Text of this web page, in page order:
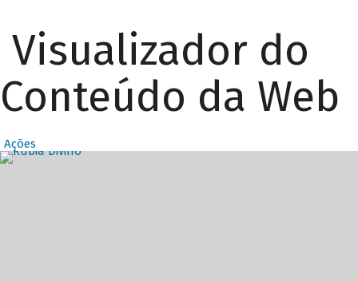
Visualizador do
Conteúdo da Web
Ações
Destaques